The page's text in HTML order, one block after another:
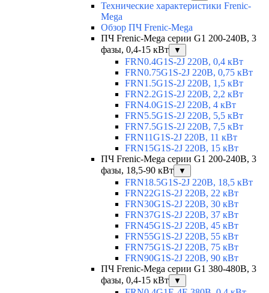
Технические характеристики Frenic-
Mega
Обзор ПЧ Frenic-Mega
ПЧ Frenic-Mega серии G1 200-240В, 3
фазы, 0,4-15 кВт
▼
FRN0.4G1S-2J 220В, 0,4 кВт
FRN0.75G1S-2J 220В, 0,75 кВт
FRN1.5G1S-2J 220В, 1,5 кВт
FRN2.2G1S-2J 220В, 2,2 кВт
FRN4.0G1S-2J 220В, 4 кВт
FRN5.5G1S-2J 220В, 5,5 кВт
FRN7.5G1S-2J 220В, 7,5 кВт
FRN11G1S-2J 220В, 11 кВт
FRN15G1S-2J 220В, 15 кВт
ПЧ Frenic-Mega серии G1 200-240В, 3
фазы, 18,5-90 кВт
▼
FRN18.5G1S-2J 220В, 18,5 кВт
FRN22G1S-2J 220В, 22 кВт
FRN30G1S-2J 220В, 30 кВт
FRN37G1S-2J 220В, 37 кВт
FRN45G1S-2J 220В, 45 кВт
FRN55G1S-2J 220В, 55 кВт
FRN75G1S-2J 220В, 75 кВт
FRN90G1S-2J 220В, 90 кВт
ПЧ Frenic-Mega серии G1 380-480В, 3
фазы, 0,4-15 кВт
▼